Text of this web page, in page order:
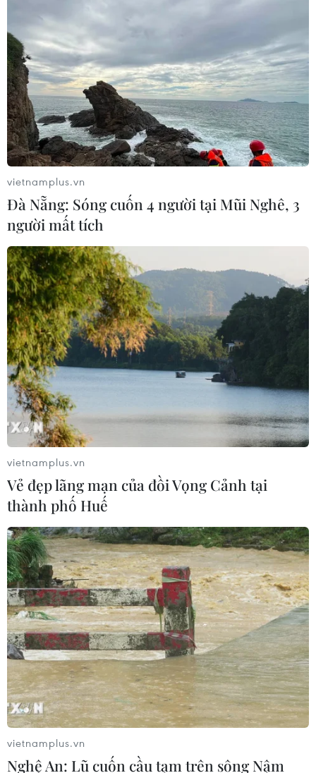
TIN CÙNG CHUYÊN MỤC
Khởi tố 19 đối tượng cướp
giật tài sản tại Công ty Tân Huê Viên
08/08/2026 08:52
vietnamplus.vn
Đà Nẵng: Sóng cuốn 4 người tại Mũi Nghê, 3
người mất tích
vietnamplus.vn
Vẻ đẹp lãng mạn của đồi Vọng Cảnh tại
thành phố Huế
vietnamplus.vn
Nghệ An: Lũ cuốn cầu tạm trên sông Nậm